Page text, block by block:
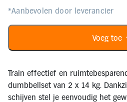
Sport, Spel en Bewegen
account
Mijn
bestellingen
*Aanbevolen door leverancier
Voeg toe
Train effectief en
dumbbellset van 2 x 14 kg.
schijven stel je eenvoudig het